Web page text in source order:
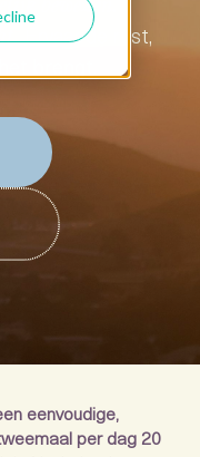
Ervaar de rust,
eenvoudige,
per dag 20